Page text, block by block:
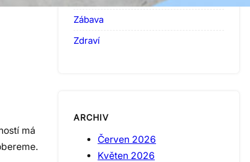
má
Zábava
Zdraví
ARCHIV
Červen 2026
Květen 2026